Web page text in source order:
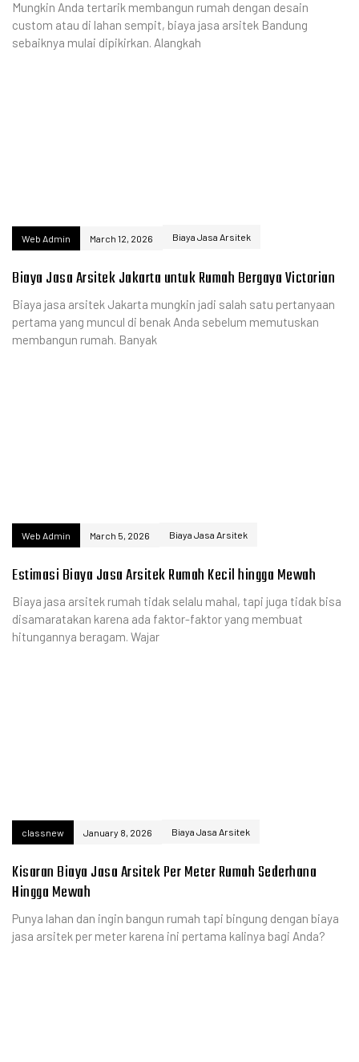
Mungkin Anda tertarik membangun rumah dengan desain
custom atau di lahan sempit, biaya jasa arsitek Bandung
sebaiknya mulai dipikirkan. Alangkah
Web Admin March 12, 2026 Biaya Jasa Arsitek
Biaya Jasa Arsitek Jakarta untuk Rumah Bergaya Victorian
Biaya jasa arsitek Jakarta mungkin jadi salah satu pertanyaan
pertama yang muncul di benak Anda sebelum memutuskan
membangun rumah. Banyak
Web Admin March 5, 2026 Biaya Jasa Arsitek
Estimasi Biaya Jasa Arsitek Rumah Kecil hingga Mewah
Biaya jasa arsitek rumah tidak selalu mahal, tapi juga tidak bisa
disamaratakan karena ada faktor-faktor yang membuat
hitungannya beragam. Wajar
classnew January 8, 2026 Biaya Jasa Arsitek
Kisaran Biaya Jasa Arsitek Per Meter Rumah Sederhana
Hingga Mewah
Punya lahan dan ingin bangun rumah tapi bingung dengan biaya
jasa arsitek per meter karena ini pertama kalinya bagi Anda?